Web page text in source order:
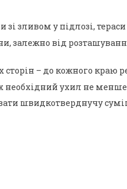
зливом у підлозі, тераси
залежно від
– до кожного краю
необхідний ухил не менше
швидкотверднучу